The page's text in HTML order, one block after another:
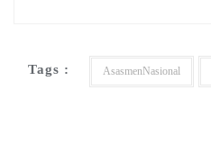
Tags : AsasmenNasional